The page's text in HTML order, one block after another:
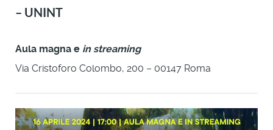
– UNINT
Aula magna e in streaming
Via Cristoforo Colombo, 200 – 00147 Roma